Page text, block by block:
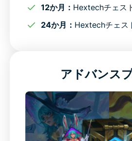
外出先でもLeague of Legendsを
どのネットワークでも安全に
12か月： Hextechチェス
24か月： Hextechチェス
アドバンス